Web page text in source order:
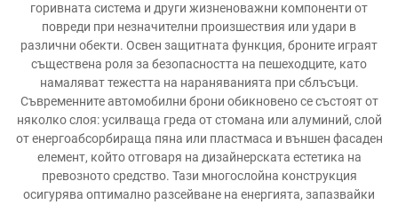
горивната система и други жизненоважни компоненти от
повреди при незначителни произшествия или удари в
различни обекти. Освен защитната функция, броните играят
съществена роля за безопасността на пешеходците, като
намаляват тежестта на нараняванията при сблъсъци.
Съвременните автомобилни брони обикновено се състоят от
няколко слоя: усилваща греда от стомана или алуминий, слой
от енергоабсорбираща пяна или пластмаса и външен фасаден
елемент, който отговаря на дизайнерската естетика на
превозното средство. Тази многослойна конструкция
осигурява оптимално разсейване на енергията, запазвайки